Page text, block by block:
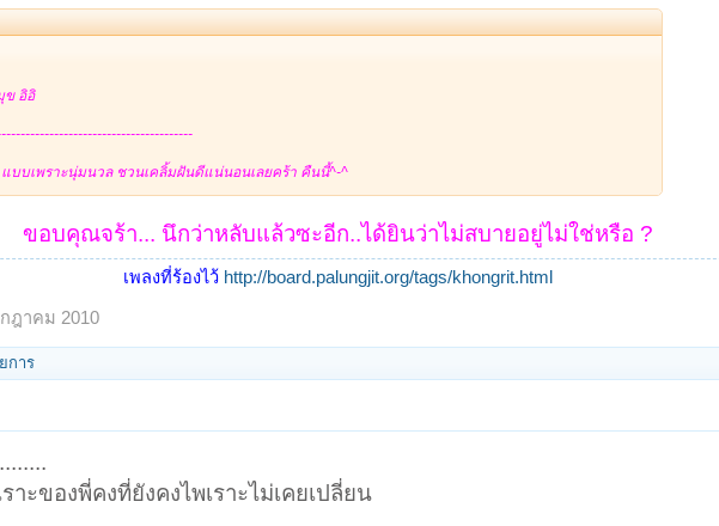
ข อิอิ
แบบเพราะนุ่มนวล ชวนเคลิ้มฝันดีแน่นอนเลยคร้า คืนนี้^-^
ขอบคุณจร้า... นึกว่าหลับแล้วซะอีก..ได้ยินว่าไม่สบายอยู่ไม่ใช่หรือ ?
เพลงที่ร้องไว้ http://board.palungjit.org/tags/khongrit.html
ฎาคม 2010
การ
าะของพี่คงที่ยังคงไพเราะไม่เคยเปลี่ยน